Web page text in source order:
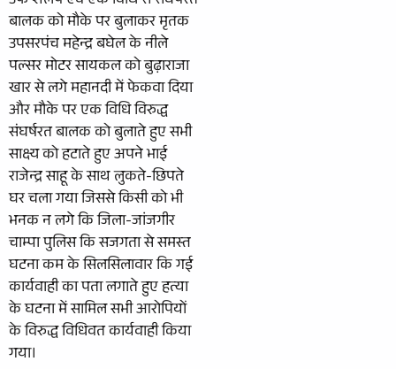
बालक को मौके पर बुलाकर मृतक
उपसरपंच महेन्द्र बघेल के नीले
पल्सर मोटर सायकल को बुढ़ाराजा
खार से लगे महानदी में फेकवा दिया
और मौके पर एक विधि विरुद्ध
संघर्षरत बालक को बुलाते हुए सभी
साक्ष्य को हटाते हुए अपने भाई
राजेन्द्र साहू के साथ लुकते-छिपते
घर चला गया जिससे किसी को भी
भनक न लगे कि जिला-जांजगीर
चाम्पा पुलिस कि सजगता से समस्त
घटना कम के सिलसिलावार कि गई
कार्यवाही का पता लगाते हुए हत्या
के घटना में सामिल सभी आरोपियों
के विरुद्ध विधिवत कार्यवाही किया
गया।